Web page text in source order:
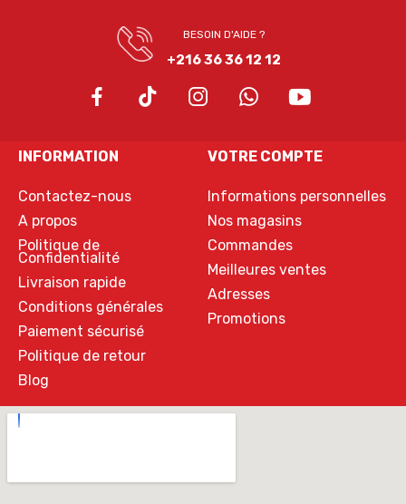
BESOIN D'AIDE ?
+216 36 36 12 12
INFORMATION
Contactez-nous
A propos
Politique de
Confidentialité
Livraison rapide
Conditions générales
Paiement sécurisé
Politique de retour
Blog
VOTRE COMPTE
Informations personnelles
Nos magasins
Commandes
Meilleures ventes
Adresses
Promotions